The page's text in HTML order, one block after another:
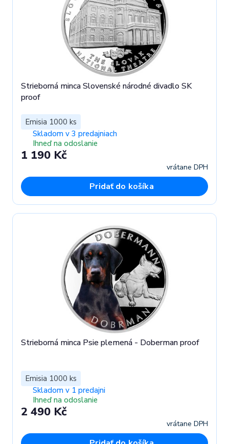
Strieborná minca Slovenské národné divadlo SK
proof
Emisia 1000 ks
Skladom v 3 predajniach
Ihneď na odoslanie
1 190 Kč
vrátane DPH
Pridať do košíka
Strieborná minca Psie plemená - Doberman proof
Emisia 1000 ks
Skladom v 1 predajni
Ihneď na odoslanie
2 490 Kč
vrátane DPH